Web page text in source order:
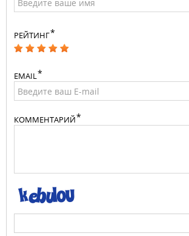
РЕЙТИНГ
EMAIL
КОММЕНТАРИЙ